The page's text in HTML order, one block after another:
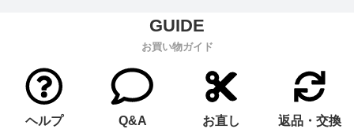
お買い物ガイド
ヘルプ Q&A お直し 返品・交換